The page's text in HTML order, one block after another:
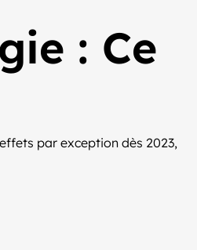
: Ce
par exception dès 2023,